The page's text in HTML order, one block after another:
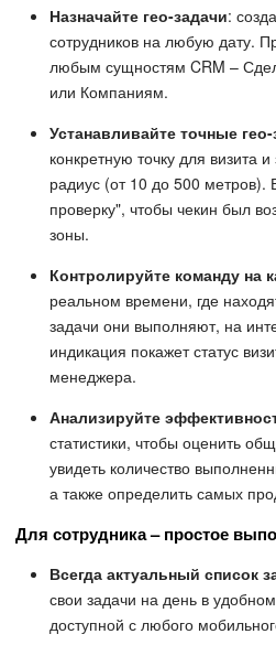
Назначайте гео-задачи:
сотрудников на любую дату.
любым сущностям CRM –
или Компаниям.
Устанавливайте точные
конкретную точку для визита
радиус (от 10 до 500 метров).
проверку", чтобы чекин был
зоны.
Контролируйте команду на
реальном времени, где
задачи они выполняют, на
индикация покажет статус
менеджера.
Анализируйте
статистики, чтобы оценить
увидеть количество
а также определить самых
Для сотрудника – простое
Всегда актуальный список
свои задачи на день в
доступной с любого